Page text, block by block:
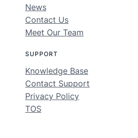
News
Contact Us
Meet Our Team
SUPPORT
Knowledge Base
Contact Support
Privacy Policy
TOS